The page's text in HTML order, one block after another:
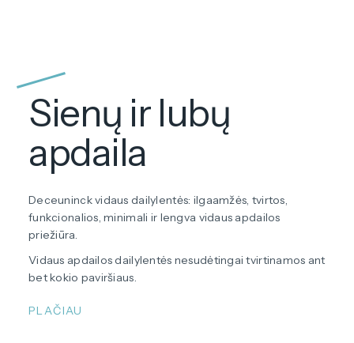
Sienų ir lubų
apdaila
Deceuninck vidaus dailylentės: ilgaamžės, tvirtos,
funkcionalios, minimali ir lengva vidaus apdailos
priežiūra.
Vidaus apdailos dailylentės nesudėtingai tvirtinamos ant
bet kokio paviršiaus.
PLAČIAU